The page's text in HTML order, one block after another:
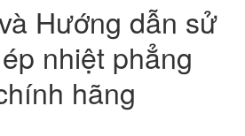
Hướng dẫn sử
nhiệt phẳng
hãng